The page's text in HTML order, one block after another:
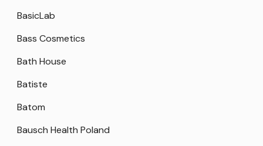
BasicLab
Bass Cosmetics
Bath House
Batiste
Batom
Bausch Health Poland